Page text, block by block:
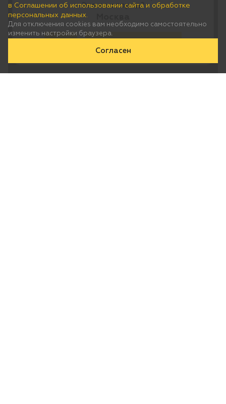
Это ваш город?
в Соглашении об использовании сайта и обработке
персональных данных.
Для отключения cookies вам необходимо самостоятельно
изменить настройки браузера.
Согласен